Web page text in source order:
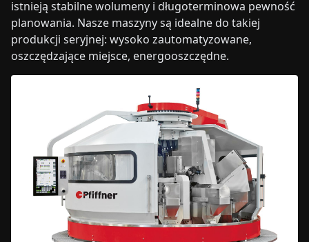
istnieją stabilne wolumeny i długoterminowa pewność
planowania. Nasze maszyny są idealne do takiej
produkcji seryjnej: wysoko zautomatyzowane,
oszczędzające miejsce, energooszczędne.